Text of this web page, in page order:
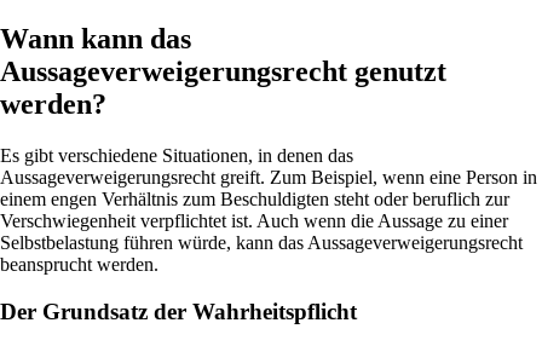
Wann kann das
Aussageverweigerungsrecht genutzt
werden?
Es gibt verschiedene Situationen, in denen das
Aussageverweigerungsrecht greift. Zum Beispiel, wenn eine Person in
einem engen Verhältnis zum Beschuldigten steht oder beruflich zur
Verschwiegenheit verpflichtet ist. Auch wenn die Aussage zu einer
Selbstbelastung führen würde, kann das Aussageverweigerungsrecht
beansprucht werden.
Der Grundsatz der Wahrheitspflicht